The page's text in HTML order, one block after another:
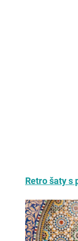
Retro šaty s